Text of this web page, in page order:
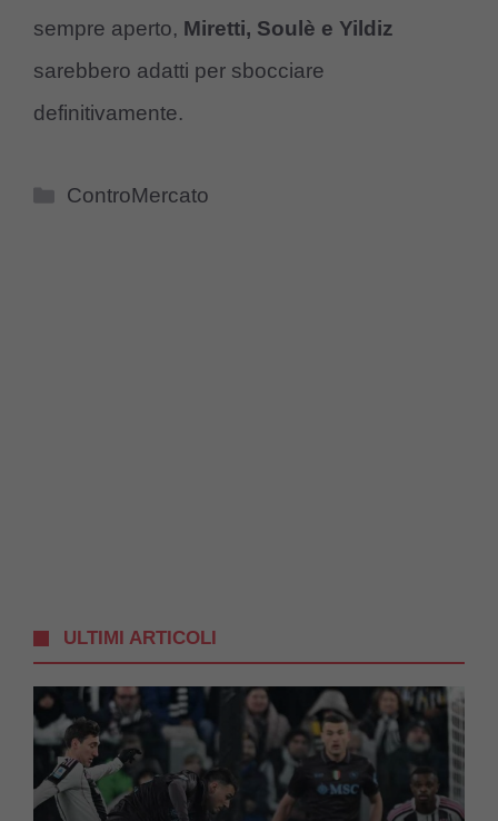
sempre aperto, Miretti, Soulè e Yildiz
sarebbero adatti per sbocciare
definitivamente.
Categorie
ControMercato
ULTIMI ARTICOLI